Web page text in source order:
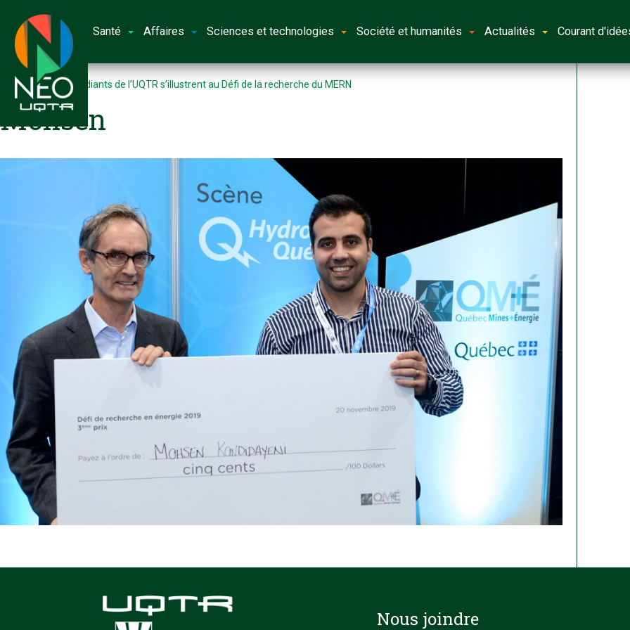
Santé Affaires Sciences et technologies Société et humanités Actualités Courant
Accueil Deux étudiants de l’UQTR s’illustrent au Défi de la recherche du MERN
Mohsen
Nous joindre